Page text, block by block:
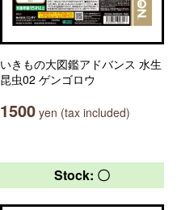
いきもの大図鑑アドバンス 水生
昆虫02 ゲンゴロウ
1500 yen (tax included)
Stock: 〇